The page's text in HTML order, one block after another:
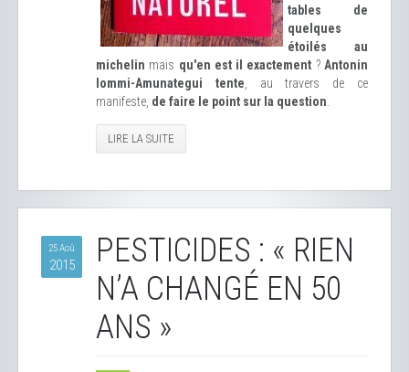
tables de
quelques
étoilés au
michelin mais qu'en est il exactement ? Antonin
Iommi-Amunategui tente , au travers de ce
manifeste, de faire le point sur la question
LIRE LA SUITE
25 Aoû
2015
PESTICIDES : « RIEN
N’A CHANGÉ EN 50
ANS »